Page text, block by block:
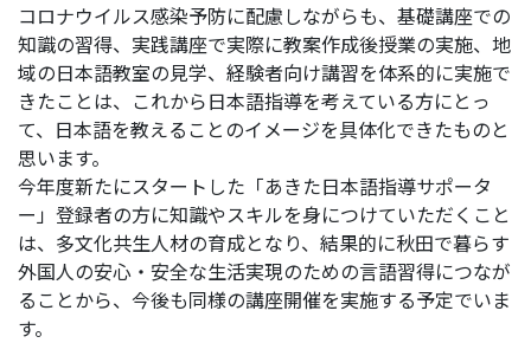
コロナウイルス感染予防に配慮しながらも、基礎講座での
知識の習得、実践講座で実際に教案作成後授業の実施、地
域の日本語教室の見学、経験者向け講習を体系的に実施で
きたことは、これから日本語指導を考えている方にとっ
て、日本語を教えることのイメージを具体化できたものと
思います。
今年度新たにスタートした「あきた日本語指導サポータ
ー」登録者の方に知識やスキルを身につけていただくこと
は、多文化共生人材の育成となり、結果的に秋田で暮らす
外国人の安心・安全な生活実現のための言語習得につなが
ることから、今後も同様の講座開催を実施する予定でいま
す。